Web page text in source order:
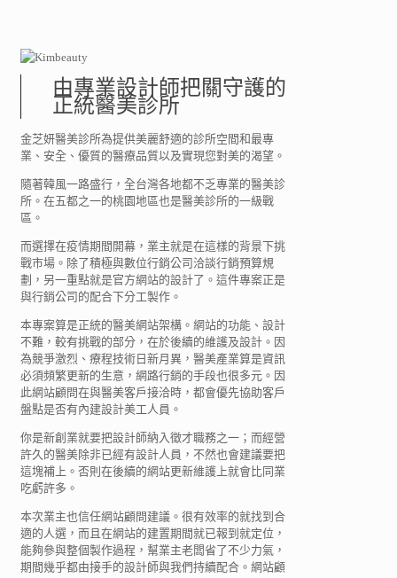
由專業設計師把關守護的
正統醫美診所
金芝妍醫美診所為提供美麗舒適的診所空間和最專
業、安全、優質的醫療品質以及實現您對美的渴望。
隨著韓風一路盛行，全台灣各地都不乏專業的醫美診
所。在五都之一的桃園地區也是醫美診所的一級戰
區。
而選擇在疫情期間開幕，業主就是在這樣的背景下挑
戰市場。除了積極與數位行銷公司洽談行銷預算規
劃，另一重點就是官方網站的設計了。這件專案正是
與行銷公司的配合下分工製作。
本專案算是正統的醫美網站架構。網站的功能、設計
不難，較有挑戰的部分，在於後續的維護及設計。因
為競爭激烈、療程技術日新月異，醫美產業算是資訊
必須頻繁更新的生意，網路行銷的手段也很多元。因
此網站顧問在與醫美客戶接洽時，都會優先協助客戶
盤點是否有內建設計美工人員。
你是新創業就要把設計師納入徵才職務之一；而經營
許久的醫美除非已經有設計人員，不然也會建議要把
這塊補上。否則在後續的網站更新維護上就會比同業
吃虧許多。
本次業主也信任網站顧問建議。很有效率的就找到合
適的人選，而且在網站的建置期間就已報到就定位，
能夠參與整個製作過程，幫業主老闆省了不少力氣，
期間幾乎都由接手的設計師與我們持續配合。網站顧